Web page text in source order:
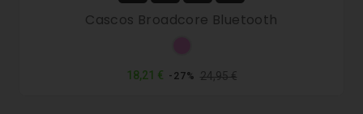
Cascos Broadcore Bluetooth
18,21 € Precio
-27% 24,95 €Precio